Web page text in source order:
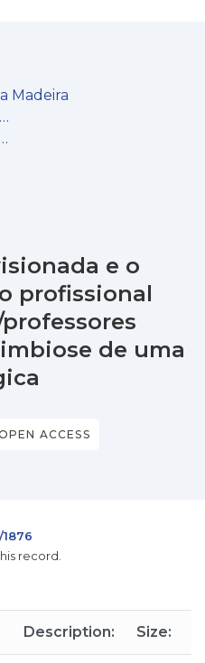
Madeira
Livros e capítulos de livros
A prática supervisionada e o desenvolvimento profissional dos educadores/professores cooperantes: a simbiose de uma relação pedagógica
e o
profissional
de uma
ACCESS
record.
Description: Size: